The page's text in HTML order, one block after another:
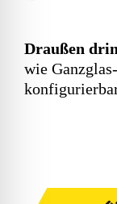
Draußen
wie